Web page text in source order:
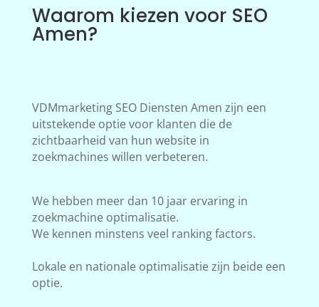
Waarom kiezen voor SEO
Amen?
VDMmarketing SEO Diensten Amen zijn een
uitstekende optie voor klanten die de
zichtbaarheid van hun website in
zoekmachines willen verbeteren.
We hebben meer dan 10 jaar ervaring in
zoekmachine optimalisatie.
We kennen minstens veel ranking factors.
Lokale en nationale optimalisatie zijn beide een
optie.